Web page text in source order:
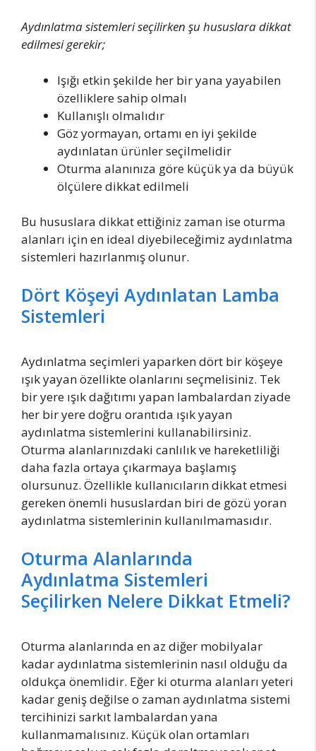
Aydınlatma sistemleri seçilirken şu hususlara dikkat
edilmesi gerekir;
Işığı etkin şekilde her bir yana yayabilen
özelliklere sahip olmalı
Kullanışlı olmalıdır
Göz yormayan, ortamı en iyi şekilde
aydınlatan ürünler seçilmelidir
Oturma alanınıza göre küçük ya da büyük
ölçülere dikkat edilmeli
Bu hususlara dikkat ettiğiniz zaman ise oturma
alanları için en ideal diyebileceğimiz aydınlatma
sistemleri hazırlanmış olunur.
Dört Köşeyi Aydınlatan Lamba
Sistemleri
Aydınlatma seçimleri yaparken dört bir köşeye
ışık yayan özellikte olanlarını seçmelisiniz. Tek
bir yere ışık dağıtımı yapan lambalardan ziyade
her bir yere doğru orantıda ışık yayan
aydınlatma sistemlerini kullanabilirsiniz.
Oturma alanlarınızdaki canlılık ve hareketliliği
daha fazla ortaya çıkarmaya başlamış
olursunuz. Özellikle kullanıcıların dikkat etmesi
gereken önemli hususlardan biri de gözü yoran
aydınlatma sistemlerinin kullanılmamasıdır.
Oturma Alanlarında
Aydınlatma Sistemleri
Seçilirken Nelere Dikkat Etmeli?
Oturma alanlarında en az diğer mobilyalar
kadar aydınlatma sistemlerinin nasıl olduğu da
oldukça önemlidir. Eğer ki oturma alanları yeteri
kadar geniş değilse o zaman aydınlatma sistemi
tercihinizi sarkıt lambalardan yana
kullanmamalısınız. Küçük olan ortamları